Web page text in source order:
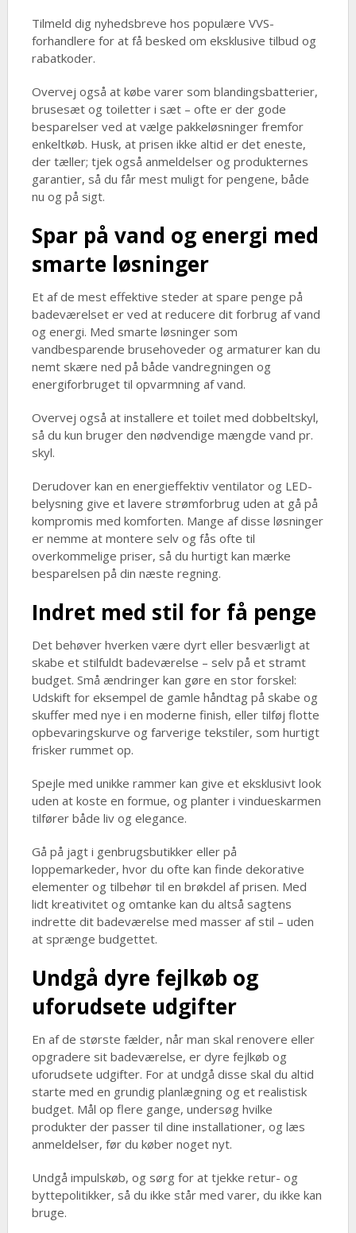
Tilmeld dig nyhedsbreve hos populære VVS-
forhandlere for at få besked om eksklusive tilbud og
rabatkoder.
Overvej også at købe varer som blandingsbatterier,
brusesæt og toiletter i sæt – ofte er der gode
besparelser ved at vælge pakkeløsninger fremfor
enkeltkøb. Husk, at prisen ikke altid er det eneste,
der tæller; tjek også anmeldelser og produkternes
garantier, så du får mest muligt for pengene, både
nu og på sigt.
Spar på vand og energi med
smarte løsninger
Et af de mest effektive steder at spare penge på
badeværelset er ved at reducere dit forbrug af vand
og energi. Med smarte løsninger som
vandbesparende brusehoveder og armaturer kan du
nemt skære ned på både vandregningen og
energiforbruget til opvarmning af vand.
Overvej også at installere et toilet med dobbeltskyl,
så du kun bruger den nødvendige mængde vand pr.
skyl.
Derudover kan en energieffektiv ventilator og LED-
belysning give et lavere strømforbrug uden at gå på
kompromis med komforten. Mange af disse løsninger
er nemme at montere selv og fås ofte til
overkommelige priser, så du hurtigt kan mærke
besparelsen på din næste regning.
Indret med stil for få penge
Det behøver hverken være dyrt eller besværligt at
skabe et stilfuldt badeværelse – selv på et stramt
budget. Små ændringer kan gøre en stor forskel:
Udskift for eksempel de gamle håndtag på skabe og
skuffer med nye i en moderne finish, eller tilføj flotte
opbevaringskurve og farverige tekstiler, som hurtigt
frisker rummet op.
Spejle med unikke rammer kan give et eksklusivt look
uden at koste en formue, og planter i vindueskarmen
tilfører både liv og elegance.
Gå på jagt i genbrugsbutikker eller på
loppemarkeder, hvor du ofte kan finde dekorative
elementer og tilbehør til en brøkdel af prisen. Med
lidt kreativitet og omtanke kan du altså sagtens
indrette dit badeværelse med masser af stil – uden
at sprænge budgettet.
Undgå dyre fejlkøb og
uforudsete udgifter
En af de største fælder, når man skal renovere eller
opgradere sit badeværelse, er dyre fejlkøb og
uforudsete udgifter. For at undgå disse skal du altid
starte med en grundig planlægning og et realistisk
budget. Mål op flere gange, undersøg hvilke
produkter der passer til dine installationer, og læs
anmeldelser, før du køber noget nyt.
Undgå impulskøb, og sørg for at tjekke retur- og
byttepolitikker, så du ikke står med varer, du ikke kan
bruge.